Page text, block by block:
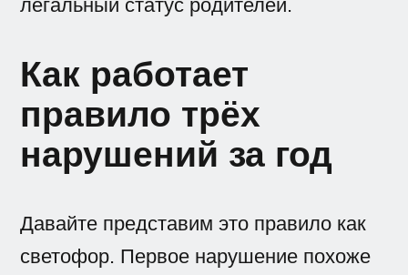
легальный статус родителей.
Как работает
правило трёх
нарушений за год
Давайте представим это правило как
светофор. Первое нарушение похоже